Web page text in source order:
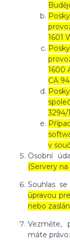
1601
1600
CA
3294/
v
Osobní
(Servery
Souhlas
úpravou
nebo
Vezměte,
máte právo: